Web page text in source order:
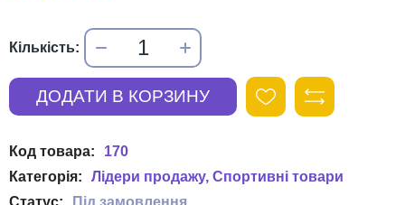
170
Лідери продажу Спортивні товари